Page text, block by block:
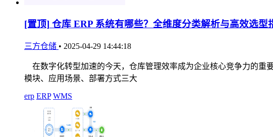
[置顶] 仓库 ERP 系统有哪些？全维度分类解析与高效选型
三方仓储 • 2025-04-29 14:44:18
在数字化转型加速的今天，仓库管理效率成为企业核心竞争力的重
模块、应用场景、部署方式三大
erp ERP WMS